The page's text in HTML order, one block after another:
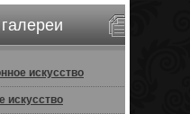
искусство
искусство